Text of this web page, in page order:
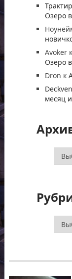
Озеро
Avokerк
Озеро
Dron к
Deckven
месяц